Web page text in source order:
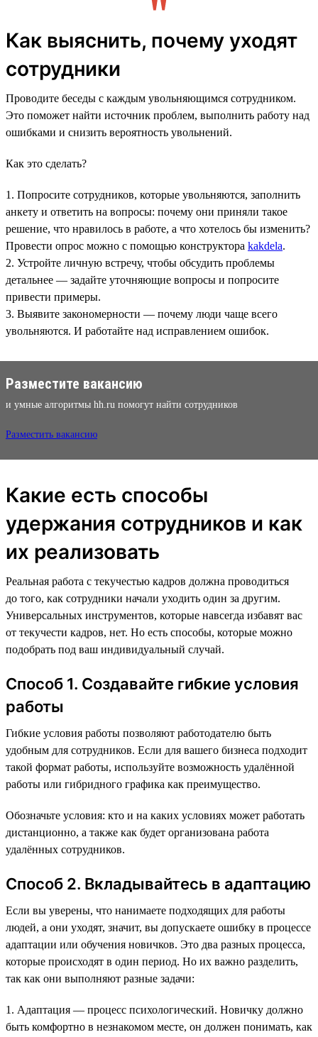
Как выяснить, почему уходят
сотрудники
Проводите беседы с каждым увольняющимся сотрудником.
Это поможет найти источник проблем, выполнить работу над
ошибками и снизить вероятность увольнений.
Как это сделать?
1. Попросите сотрудников, которые увольняются, заполнить
анкету и ответить на вопросы: почему они приняли такое
решение, что нравилось в работе, а что хотелось бы изменить?
Провести опрос можно с помощью конструктора kakdela.
2. Устройте личную встречу, чтобы обсудить проблемы
детальнее — задайте уточняющие вопросы и попросите
привести примеры.
3. Выявите закономерности — почему люди чаще всего
увольняются. И работайте над исправлением ошибок.
Разместите вакансию
и умные алгоритмы hh.ru помогут найти сотрудников
Разместить вакансию
Какие есть способы
удержания сотрудников и как
их реализовать
Реальная работа с текучестью кадров должна проводиться
до того, как сотрудники начали уходить один за другим.
Универсальных инструментов, которые навсегда избавят вас
от текучести кадров, нет. Но есть способы, которые можно
подобрать под ваш индивидуальный случай.
Способ 1. Создавайте гибкие условия
работы
Гибкие условия работы позволяют работодателю быть
удобным для сотрудников. Если для вашего бизнеса подходит
такой формат работы, используйте возможность удалённой
работы или гибридного графика как преимущество.
Обозначьте условия: кто и на каких условиях может работать
дистанционно, а также как будет организована работа
удалённых сотрудников.
Способ 2. Вкладывайтесь в адаптацию
Если вы уверены, что нанимаете подходящих для работы
людей, а они уходят, значит, вы допускаете ошибку в процессе
адаптации или обучения новичков. Это два разных процесса,
которые происходят в один период. Но их важно разделить,
так как они выполняют разные задачи:
1. Адаптация — процесс психологический. Новичку должно
быть комфортно в незнакомом месте, он должен понимать, как